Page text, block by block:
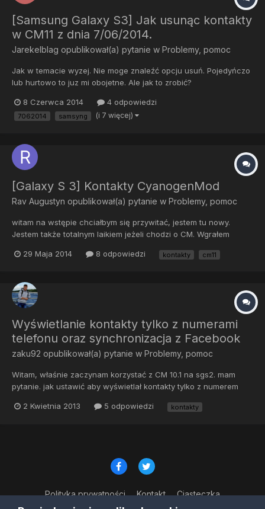
[Samsung Galaxy S3] Jak usunąc kontakty
w CM11 z dnia 7/06/2014.
Jarekelblag opublikował(a) pytanie w Problemy, pomoc
Jak w temacie wyzej. Nie moge znaleźć opcju usuń. Pojedyńczo
lub hurtowo to juz mi obojetne. Ale jak to zrobić?
8 Czerwca 2014 4 odpowiedzi
7062014 samsyng (i 7 więcej)
[Galaxy S 3] Kontakty CyanogenMod
Rav Augustyn opublikował(a) pytanie w Problemy, pomoc
witam na wstępie chciałbym się przywitać, jestem tu nowy.
Jestem także totalnym laikiem jeżeli chodzi o CM. Wgrałem
wspaniale tylko problem leży po stronie kontaktow. Zrobilem
29 Maja 2014 8 odpowiedzi kontakty cm11
Wyświetlanie kontakty tylko z numerami
telefonu oraz synchronizacja z Facebook
zaku92 opublikował(a) pytanie w Problemy, pomoc
Witam, właśnie zaczynam korzystać z CM 10.1 na sgs2. mam
pytanie. jak ustawić aby wyświetlał kontakty tylko z numerem
i wyrozumiałość pozdrawiam i witam wszystkich
2 Kwietnia 2013 5 odpowiedzi kontakty
Polityka prywatności Kontakt Ciasteczka